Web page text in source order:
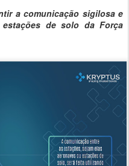
a comunicação sigilosa e
de solo da Força